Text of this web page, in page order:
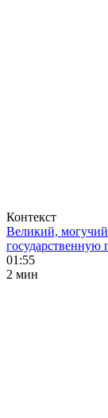
Контекст
Великий,
государственную
01:55
2 мин